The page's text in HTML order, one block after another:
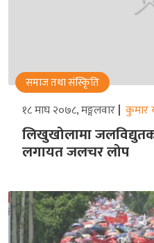
समाज तथा संस्किृति
१८ माघ २०७८, मङ्गलवार कुमार
लिखुखोलामा
लगायत जलचर लोप